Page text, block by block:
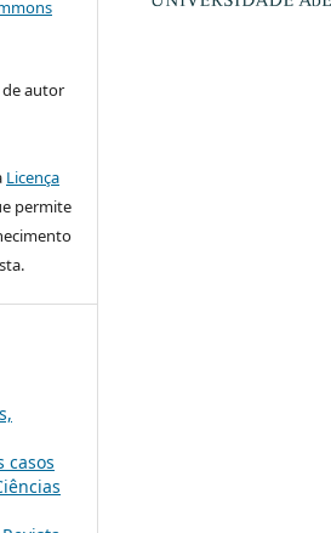
autor
Licença
permite
casos